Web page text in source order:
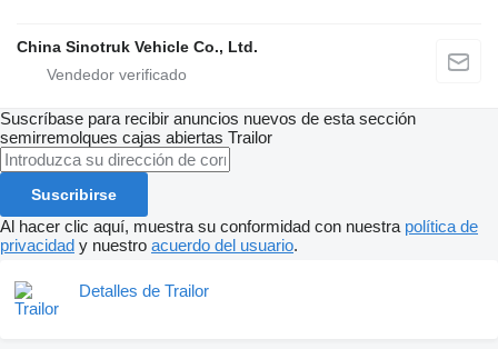
China Sinotruk Vehicle Co., Ltd.
Suscríbase para recibir anuncios nuevos de esta sección
semirremolques cajas abiertas Trailor
Suscribirse
Al hacer clic aquí, muestra su conformidad con nuestra política de
privacidad y nuestro acuerdo del usuario.
Detalles de Trailor